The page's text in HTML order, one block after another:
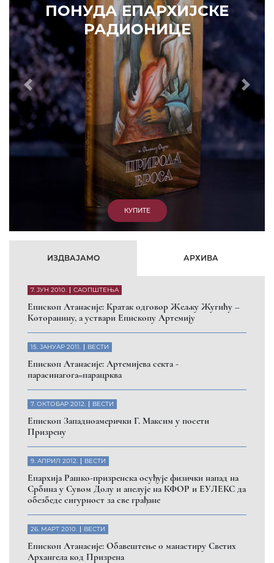
ПОНУДА ЕПАРХИЈСКЕ
РАДИОНИЦЕ
КУПИТЕ
Prethodni
ИЗДВАЈАМО АРХИВА
7. ЈУН 2010. САОПШТЕЊА
Eпископ Атанасије: Кратак одговор Жељку Жугићу –
Которанину, а уствари Епископу Артемију
15. ЈАНУАР 2011. ВЕСТИ
Eпископ Атанасије: Артемијева секта -
парасинагога=парацрква
7. ОКТОБАР 2012. ВЕСТИ
Eпископ Западноамерички Г. Максим у посети
Призрену
9. АПРИЛ 2012. ВЕСТИ
Eпархија Рашко-призренска осуђује физички напад на
Србина у Сувом Долу и апелује на КФОР и ЕУЛЕКС да
обезбеде сигурност за све грађане
26. МАРТ 2010. ВЕСТИ
Eпископ Атанасије: Обавештење о манастиру Светих
Архангела код Призрена